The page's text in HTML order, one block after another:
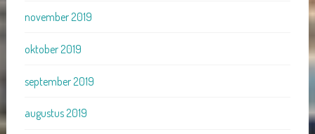
november 2019
oktober 2019
september 2019
augustus 2019